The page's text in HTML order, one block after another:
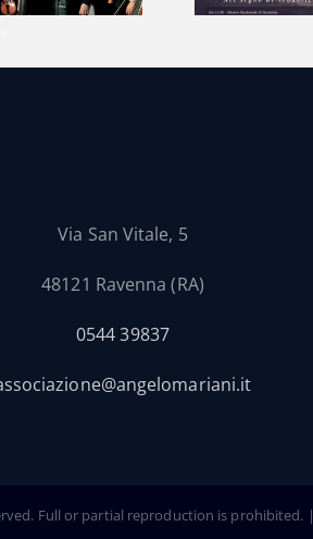
Via San Vitale, 5
48121 Ravenna (RA)
0544 39837
Full or partial reproduction is prohibited. |